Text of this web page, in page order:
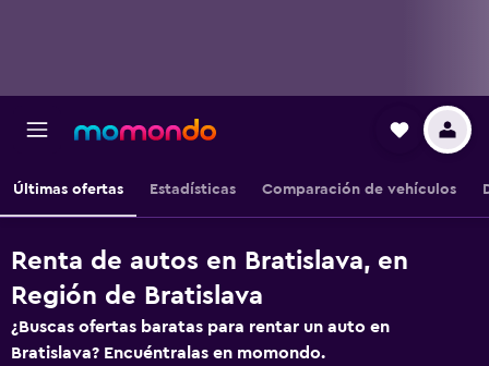
Últimas ofertas Estadísticas Comparación de vehículos
Renta de autos en Bratislava, en
Región de Bratislava
¿Buscas ofertas baratas para rentar un auto en
Bratislava? Encuéntralas en momondo.